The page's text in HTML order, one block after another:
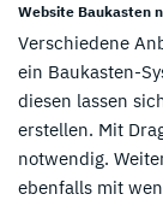
Website Baukasten
Verschiedene
ein Baukasten-
diesen lassen
erstellen. Mit
notwendig.
ebenfalls mit